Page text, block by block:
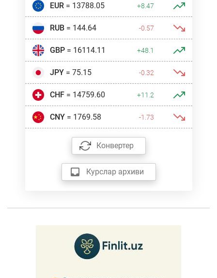
EUR= 13788.05 +8.47
RUB= 144.64 -0.57
GBP= 16114.11 +48.1
JPY= 75.15 -0.32
CHF= 14759.60 +11.2
CNY= 1769.58 -1.73
Конвертер
Курслар архиви